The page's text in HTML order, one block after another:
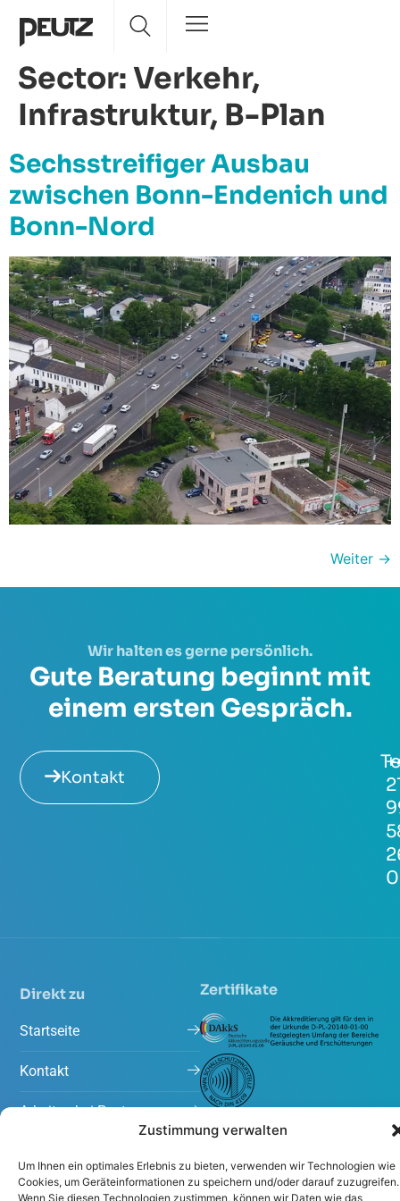
Zustimmung verwalten
Um Ihnen ein optimales Erlebnis zu bieten, verwenden wir Technologien wie
Cookies, um Geräteinformationen zu speichern und/oder darauf zuzugreifen.
Wenn Sie diesen Technologien zustimmen, können wir Daten wie das
Sector:Verkehr,
Infrastruktur, B-Plan
Sechsstreifiger Ausbau
zwischen Bonn-Endenich und
Bonn-Nord
Weiter →
Wir halten es gerne persönlich.
Gute Beratung beginnt mit
einem ersten Gespräch.
Kontakt
0
Direkt zu
Startseite
Kontakt
Arbeiten bei Peutz
Aktuelles
Zertifikate